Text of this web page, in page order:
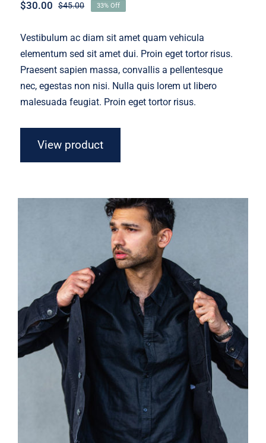
$45.00Original
was:
$30.00
Current
is:
33% Off
Vestibulum ac diam sit amet quam vehicula
elementum sed sit amet dui. Proin eget tortor risus.
Praesent sapien massa, convallis a pellentesque
nec, egestas non nisi. Nulla quis lorem ut libero
malesuada feugiat. Proin eget tortor risus.
View product
Dark Silk Shirt